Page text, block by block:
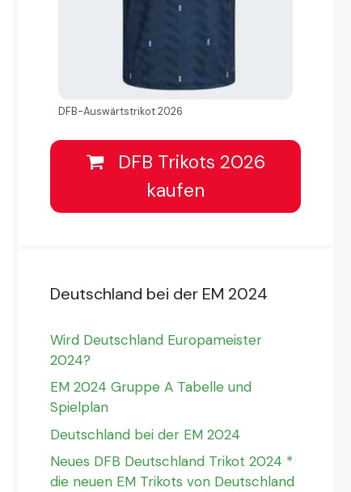
DFB-Auswärtstrikot 2026
DFB Trikots 2026
kaufen
Deutschland bei der EM 2024
Wird Deutschland Europameister
2024?
EM 2024 Gruppe A Tabelle und
Spielplan
Deutschland bei der EM 2024
Neues DFB Deutschland Trikot 2024 *
die neuen EM Trikots von Deutschland